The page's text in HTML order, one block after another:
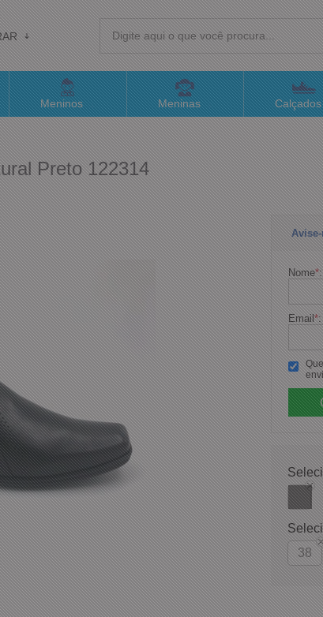
Meninos Meninas Calçados
Preto 122314
Nome*:
Email*:
38